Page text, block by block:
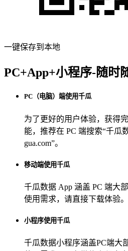
一键保存到本地
PC+App+小程序-随时
PC（电脑）端使用千瓜
为了更好的用户体验，获得
能，推荐在 PC 端搜索“千瓜
gua.com”。
移动端使用千瓜
千瓜数据 App 涵盖 PC 端大
使用需求，请直接下载体验。
小程序使用千瓜
千瓜数据小程序涵盖PC端大